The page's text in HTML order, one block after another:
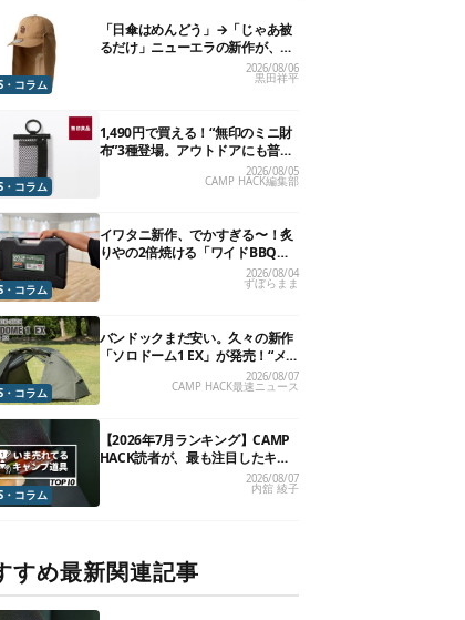
・コラム
「日傘はめんどう」→「じゃあ被
るだけ」ニューエラの新作が、真
2026/08/06
黒田祥平
・コラム
1,490円で買える！“無印のミニ財
布”3種登場。アウトドアにも普段
2026/08/05
CAMP HACK編集部
・コラム
イワタニ新作、でかすぎる〜！炙
りやの2倍焼ける「ワイドBBQグ
リル」で“豪快焼肉”できるよ【再
販開始】
2026/08/04
ずぼらまま
・コラム
バンドックまだ安い。久々の新作
「ソロドーム1 EX」が発売！“メ
ッシュインナー”だけでも使える
よ【防災も◎】
2026/08/07
CAMP HACK最速ニュース
・コラム
【2026年7月ランキング】CAMP
HACK読者が、最も注目したキャ
2026/08/07
内舘 綾子
すめ最新関連記事